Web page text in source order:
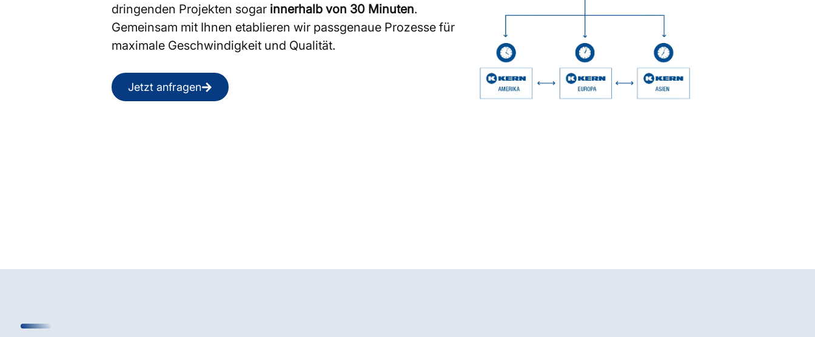
dringenden Projekten sogar innerhalb von 30 Minuten.
Gemeinsam mit Ihnen etablieren wir passgenaue Prozesse für
maximale Geschwindigkeit und Qualität.
Jetzt anfragen